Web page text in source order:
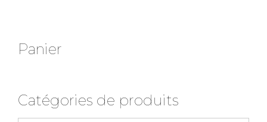
Panier
Catégories de produits